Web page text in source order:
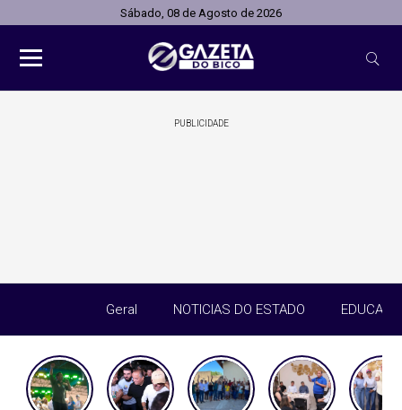
Sábado, 08 de Agosto de 2026
PUBLICIDADE
Geral NOTICIAS DO ESTADO